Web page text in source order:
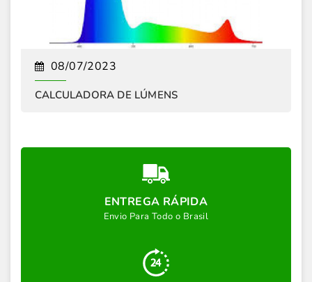
Calculadora de Lumens body { ...
08/07/2023
CALCULADORA DE LÚMENS
ENTREGA RÁPIDA
Envio Para Todo o Brasil